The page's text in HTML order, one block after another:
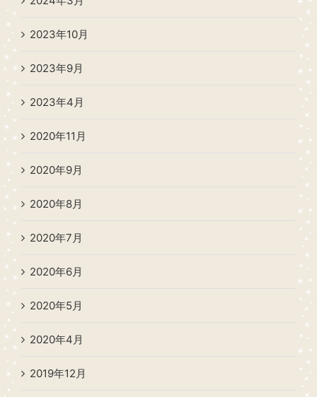
2023年10月
2023年9月
2023年4月
2020年11月
2020年9月
2020年8月
2020年7月
2020年6月
2020年5月
2020年4月
2019年12月